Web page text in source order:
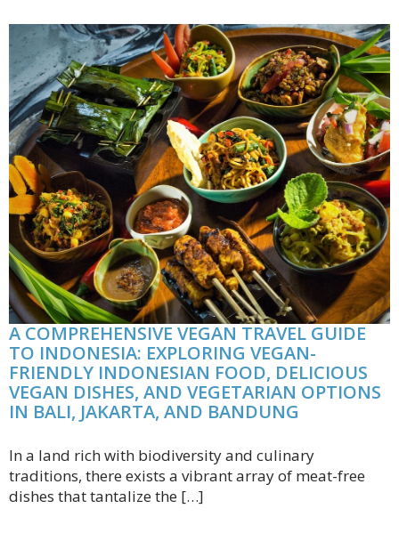
A COMPREHENSIVE VEGAN TRAVEL GUIDE
TO INDONESIA: EXPLORING VEGAN-
FRIENDLY INDONESIAN FOOD, DELICIOUS
VEGAN DISHES, AND VEGETARIAN OPTIONS
IN BALI, JAKARTA, AND BANDUNG
In a land rich with biodiversity and culinary
traditions, there exists a vibrant array of meat-free
dishes that tantalize the […]